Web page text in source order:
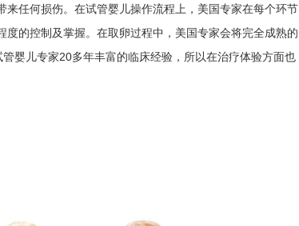
任何损伤。在试管婴儿操作流程上，美国专家在每个环节
的控制及掌握。在取卵过程中，美国专家会将完全成熟的
婴儿专家20多年丰富的临床经验，所以在治疗体验方面也